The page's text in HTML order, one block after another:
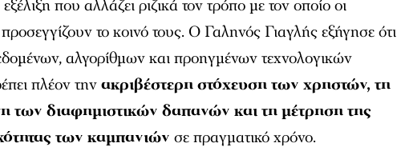
που αλλάζει ριζικά τον τρόπο με τον οποίο οι
το κοινό τους. Ο Γαληνός Γιαγλής εξήγησε ότι
αλγορίθμων και προηγμένων τεχνολογικών
πλέον τηνακριβέστερη στόχευση των χρηστών, τη
των διαφημιστικών δαπανών και τη μέτρηση της
των καμπανιών σε πραγματικό χρόνο.